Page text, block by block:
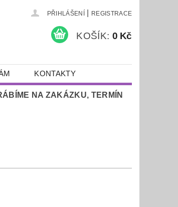
PŘIHLÁŠENÍ REGISTRACE
KOŠÍK: 0 Kč
KONTAKTY
NA ZAKÁZKU, TERMÍN